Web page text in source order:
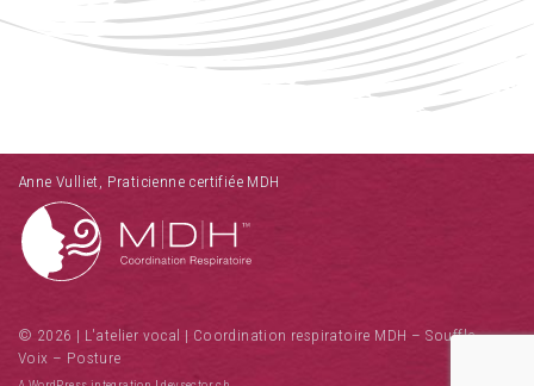
Anne Vulliet, Praticienne certifiée MDH
© 2026 | L'atelier vocal | Coordination respiratoire MDH – Souffle –
Voix – Posture